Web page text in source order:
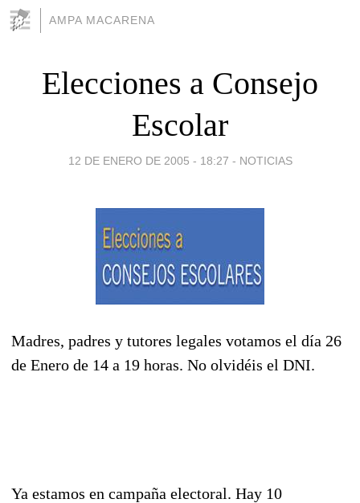
AMPA MACARENA
Elecciones a Consejo
Escolar
12 DE ENERO DE 2005 - 18:27 - NOTICIAS
Madres, padres y tutores legales votamos el día 26
de Enero de 14 a 19 horas. No olvidéis el DNI.
Ya estamos en campaña electoral. Hay 10